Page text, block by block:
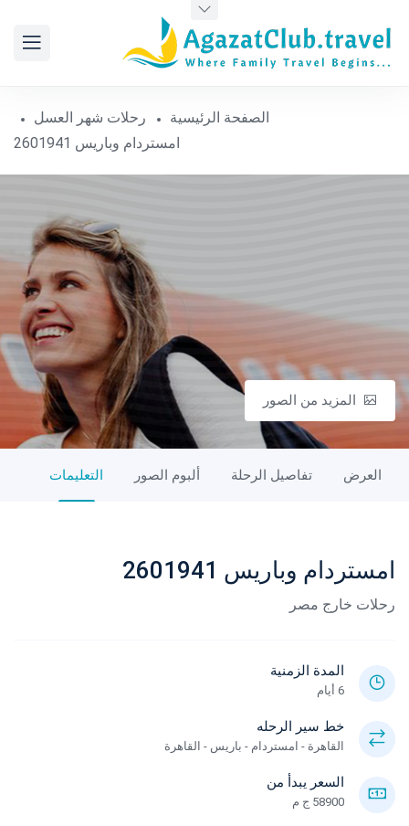
الصفحة الرئيسية
رحلات شهر العسل
امستردام وباريس 2601941
المزيد من الصور
العرض تفاصيل الرحلة ألبوم الصور التعليمات
امستردام وباريس 2601941
رحلات خارج مصر
المدة الزمنية
6 أيام
خط سير الرحله
القاهرة - امستردام - باريس - القاهرة
السعر يبدأ من
58900 ج م